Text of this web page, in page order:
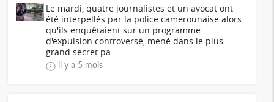
Le mardi, quatre journalistes et un avocat ont
été interpellés par la police camerounaise alors
qu'ils enquêtaient sur un programme
d'expulsion controversé, mené dans le plus
grand secret pa...
il y a 5 mois